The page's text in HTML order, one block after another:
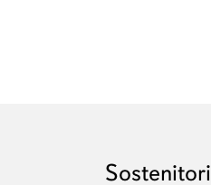
Sostenitori